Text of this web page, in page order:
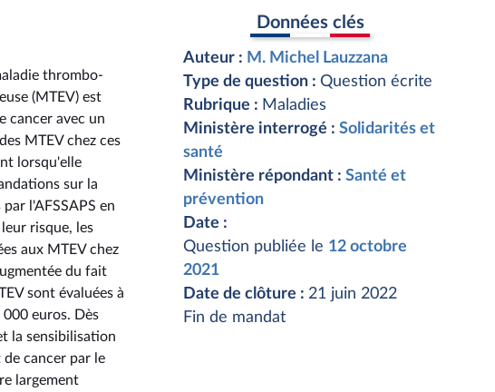
thrombo-
(MTEV) est
cancer avec un
MTEV chez ces
lorsqu'elle
sur la
l'AFSSAPS en
risque, les
aux MTEV chez
du fait
sont évaluées à
euros. Dès
la sensibilisation
cancer par le
largement
Données clés
Auteur : M. Michel Lauzzana
Type de question : Question écrite
Rubrique : Maladies
Ministère interrogé : Solidarités et
santé
Ministère répondant : Santé et
prévention
Date :
Question publiée le 12 octobre
2021
Date de clôture : 21 juin 2022
Fin de mandat